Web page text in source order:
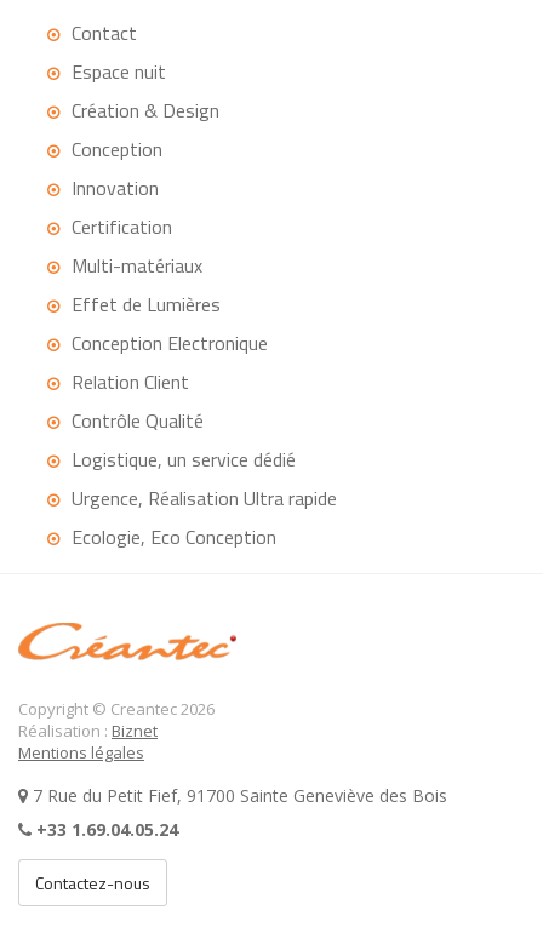
Contact
Espace nuit
Création & Design
Conception
Innovation
Certification
Multi-matériaux
Effet de Lumières
Conception Electronique
Relation Client
Contrôle Qualité
Logistique, un service dédié
Urgence, Réalisation Ultra rapide
Ecologie, Eco Conception
Copyright © Creantec 2026
Réalisation : Biznet
Mentions légales
7 Rue du Petit Fief, 91700 Sainte Geneviève des Bois
+33 1.69.04.05.24
Contactez-nous